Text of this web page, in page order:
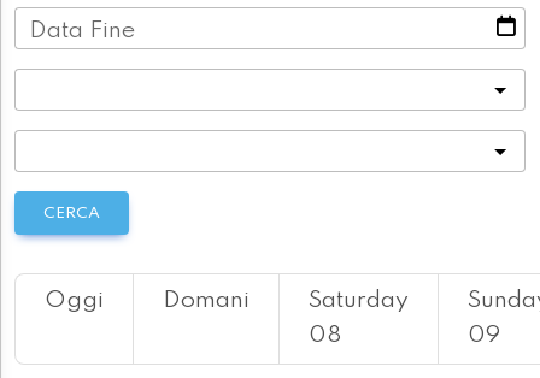
Data Fine
CERCA
Oggi Domani
Saturday
08
09